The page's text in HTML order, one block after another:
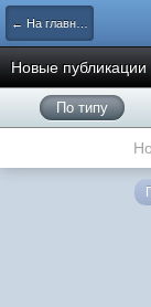
← На главную
Новые публикации
По типу